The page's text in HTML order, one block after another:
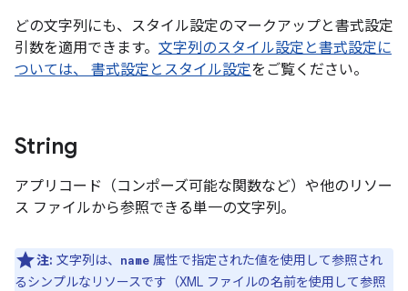
どの文字列にも、スタイル設定のマークアップと書式設定
引数を適用できます。 文字列のスタイル設定と書式設定に
ついては、 書式設定とスタイル設定をご覧ください。
String
アプリコード（コンポーズ可能な関数など）や他のリソー
ス ファイルから参照できる単一の文字列。
注: 文字列は、 name 属性で指定された値を使用して参照され
るシンプルなリソースです（XML ファイルの名前を使用して参照